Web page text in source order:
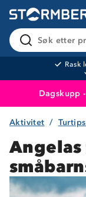
Søk etter
Rask
Dagskupp
Aktivitet